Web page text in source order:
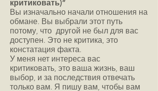
критиковать)”
Вы изначально начали отношения на
обмане. Вы выбрали этот путь
потому, что другой не был для вас
доступен. Это не критика, это
констатация факта.
У меня нет интереса вас
критиковать, это ваша жизнь, ваш
выбор, и за последствия отвечать
только вам. Я пишу вам, чтобы вам